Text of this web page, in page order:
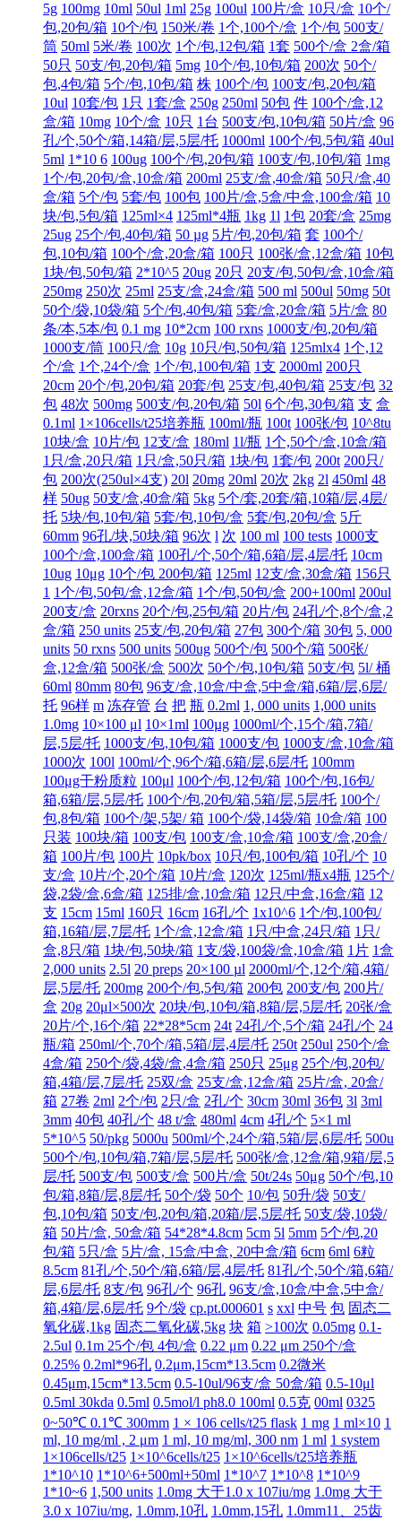
5g 100mg 10ml 50ul 1ml 25g 100ul 100片/盒 10只/盒 10个/
包,20包/箱 10个/包 150米/卷 1个,100个/盒 1个/包 500支/
筒 50ml 5米/卷 100次 1个/包,12包/箱 1套 500个/盒 2盒/箱
50只 50支/包,20包/箱 5mg 10个/包,10包/箱 200次 50个/
包,4包/箱 5个/包,10包/箱 株 100个/包 100支/包,20包/箱
10ul 10套/包 1只 1套/盒 250g 250ml 50包 件 100个/盒,12
盒/箱 10mg 10个/盒 10只 1台 500支/包,10包/箱 50片/盒 96
孔/个,50个/箱,14箱/层,5层/托 1000ml 100个/包,5包/箱 40ul
5ml 1*10 6 100ug 100个/包,20包/箱 100支/包,10包/箱 1mg
1个/包,20包/盒,10盒/箱 200ml 25支/盒,40盒/箱 50只/盒,40
盒/箱 5个/包 5套/包 100包 100片/盒,5盒/中盒,100盒/箱 10
块/包,5包/箱 125ml×4 125ml*4瓶 1kg 1l 1包 20套/盒 25mg
25ug 25个/包,40包/箱 50 µg 5片/包,20包/箱 套 100个/
包,10包/箱 100个/盒,20盒/箱 100只 100张/盒,12盒/箱 10包
1块/包,50包/箱 2*10^5 20ug 20只 20支/包,50包/盒,10盒/箱
250mg 250次 25ml 25支/盒,24盒/箱 500 ml 500ul 50mg 50t
50个/袋,10袋/箱 5个/包,40包/箱 5套/盒,20盒/箱 5片/盒 80
条/本,5本/包 0.1 mg 10*2cm 100 rxns 1000支/包,20包/箱
1000支/筒 100只/盒 10g 10只/包,50包/箱 125mlx4 1个,12
个/盒 1个,24个/盒 1个/包,100包/箱 1支 2000ml 200只
20cm 20个/包,20包/箱 20套/包 25支/包,40包/箱 25支/包 32
包 48次 500mg 500支/包,20包/箱 50l 6个/包,30包/箱 支 盒
0.1ml 1×106cells/t25培养瓶 100ml/瓶 100t 100张/包 10^8tu
10块/盒 10片/包 12支/盒 180ml 1l/瓶 1个,50个/盒,10盒/箱
1只/盒,20只/箱 1只/盒,50只/箱 1块/包 1套/包 200t 200只/
包 200次(250ul×4支) 20l 20mg 20ml 20次 2kg 2l 450ml 48
样 50ug 50支/盒,40盒/箱 5kg 5个/套,20套/箱,10箱/层,4层/
托 5块/包,10包/箱 5套/包,10包/盒 5套/包,20包/盒 5斤
60mm 96孔/块,50块/箱 96次 l 次 100 ml 100 tests 1000支
100个/盒,100盒/箱 100孔/个,50个/箱,6箱/层,4层/托 10cm
10ug 10μg 10个/包 200包/箱 125ml 12支/盒,30盒/箱 156只
1 1个/包,50包/盒,12盒/箱 1个/包,50包/盒 200+100ml 200ul
200支/盒 20rxns 20个/包,25包/箱 20片/包 24孔/个,8个/盒,2
盒/箱 250 units 25支/包,20包/箱 27包 300个/箱 30包 5, 000
units 50 rxns 500 units 500ug 500个/包 500个/箱 500张/
盒,12盒/箱 500张/盒 500次 50个/包,10包/箱 50支/包 5l/ 桶
60ml 80mm 80包 96支/盒,10盒/中盒,5中盒/箱,6箱/层,6层/
托 96样 m 冻存管 台 把 瓶 0.2ml 1, 000 units 1,000 units
1.0mg 10×100 μl 10×1ml 100µg 1000ml/个,15个/箱,7箱/
层,5层/托 1000支/包,10包/箱 1000支/包 1000支/盒,10盒/箱
1000次 100l 100ml/个,96个/箱,6箱/层,6层/托 100mm
100μg干粉质粒 100μl 100个/包,12包/箱 100个/包,16包/
箱,6箱/层,5层/托 100个/包,20包/箱,5箱/层,5层/托 100个/
包,8包/箱 100个/架,5架/ 箱 100个/袋,14袋/箱 10盒/箱 100
只装 100块/箱 100支/包 100支/盒,10盒/箱 100支/盒,20盒/
箱 100片/包 100片 10pk/box 10只/包,100包/箱 10孔/个 10
支/盒 10片/个,20个/箱 10片/盒 120次 125ml/瓶x4瓶 125个/
袋,2袋/盒,6盒/箱 125排/盒,10盒/箱 12只/中盒,16盒/箱 12
支 15cm 15ml 160只 16cm 16孔/个 1x10^6 1个/包,100包/
箱,16箱/层,7层/托 1个/盒,12盒/箱 1只/中盒,24只/箱 1只/
盒,8只/箱 1块/包,50块/箱 1支/袋,100袋/盒,10盒/箱 1片 1盒
2,000 units 2.5l 20 preps 20×100 µl 2000ml/个,12个/箱,4箱/
层,5层/托 200mg 200个/包,5包/箱 200包 200支/包 200片/
盒 20g 20μl×500次 20块/包,10包/箱,8箱/层,5层/托 20张/盒
20片/个,16个/箱 22*28*5cm 24t 24孔/个,5个/箱 24孔/个 24
瓶/箱 250ml/个,70个/箱,5箱/层,4层/托 250t 250ul 250个/盒
4盒/箱 250个/袋,4袋/盒,4盒/箱 250只 25μg 25个/包,20包/
箱,4箱/层,7层/托 25双/盒 25支/盒,12盒/箱 25片/盒, 20盒/
箱 27卷 2ml 2个/包 2只/盒 2孔/个 30cm 30ml 36包 3l 3ml
3mm 40包 40孔/个 48 t/盒 480ml 4cm 4孔/个 5×1 ml
5*10^5 50/pkg 5000u 500ml/个,24个/箱,5箱/层,6层/托 500u
500个/包,10包/箱,7箱/层,5层/托 500张/盒,12盒/箱,9箱/层,5
层/托 500支/包 500支/盒 500片/盒 50t/24s 50μg 50个/包,10
包/箱,8箱/层,8层/托 50个/袋 50个 10/包 50升/袋 50支/
包,10包/箱 50支/包,20包/箱,20箱/层,5层/托 50支/袋,10袋/
箱 50片/盒, 50盒/箱 54*28*4.8cm 5cm 5l 5mm 5个/包,20
包/箱 5只/盒 5片/盒, 15盒/中盒, 20中盒/箱 6cm 6ml 6粒
8.5cm 81孔/个,50个/箱,6箱/层,4层/托 81孔/个,50个/箱,6箱/
层,6层/托 8支/包 96孔/个 96孔 96支/盒,10盒/中盒,5中盒/
箱,4箱/层,6层/托 9个/袋 cp.pt.000601 s xxl 中号 包 固态二
氧化碳,1kg 固态二氧化碳,5kg 块 箱 >100次 0.05mg 0.1-
2.5ul 0.1m 25个/包 4包/盒 0.22 μm 0.22 μm 250个/盒
0.25% 0.2ml*96孔 0.2μm,15cm*13.5cm 0.2微米
0.45μm,15cm*13.5cm 0.5-10ul/96支/盒 50盒/箱 0.5-10μl
0.5ml 30kda 0.5ml 0.5mol/l ph8.0 100ml 0.5克 00ml 0325
0~50℃ 0.1℃ 300mm 1 × 106 cells/t25 flask 1 mg 1 ml×10 1
ml, 10 mg/ml , 2 μm 1 ml, 10 mg/ml, 300 nm 1 ml 1 system
1×106cells/t25 1×10^6cells/t25 1×10^6cells/t25培养瓶
1*10^10 1*10^6+500ml+50ml 1*10^7 1*10^8 1*10^9
1*10~6 1,500 units 1.0mg 大于1.0 x 107iu/mg 1.0mg 大于
3.0 x 107iu/mg, 1.0mm,10孔 1.0mm,15孔 1.0mm11、25齿